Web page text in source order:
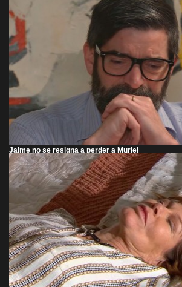
Jaime no se resigna a perder a Muriel